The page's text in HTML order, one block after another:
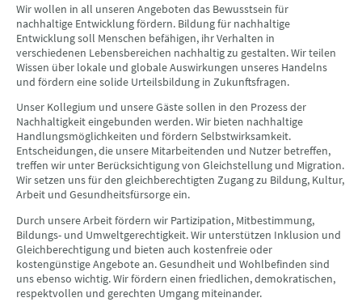
Wir wollen in all unseren Angeboten das Bewusstsein für
nachhaltige Entwicklung fördern. Bildung für nachhaltige
Entwicklung soll Menschen befähigen, ihr Verhalten in
verschiedenen Lebensbereichen nachhaltig zu gestalten. Wir teilen
Wissen über lokale und globale Auswirkungen unseres Handelns
und fördern eine solide Urteilsbildung in Zukunftsfragen.
Unser Kollegium und unsere Gäste sollen in den Prozess der
Nachhaltigkeit eingebunden werden. Wir bieten nachhaltige
Handlungsmöglichkeiten und fördern Selbstwirksamkeit.
Entscheidungen, die unsere Mitarbeitenden und Nutzer betreffen,
treffen wir unter Berücksichtigung von Gleichstellung und Migration.
Wir setzen uns für den gleichberechtigten Zugang zu Bildung, Kultur,
Arbeit und Gesundheitsfürsorge ein.
Durch unsere Arbeit fördern wir Partizipation, Mitbestimmung,
Bildungs- und Umweltgerechtigkeit. Wir unterstützen Inklusion und
Gleichberechtigung und bieten auch kostenfreie oder
kostengünstige Angebote an. Gesundheit und Wohlbefinden sind
uns ebenso wichtig. Wir fördern einen friedlichen, demokratischen,
respektvollen und gerechten Umgang miteinander.